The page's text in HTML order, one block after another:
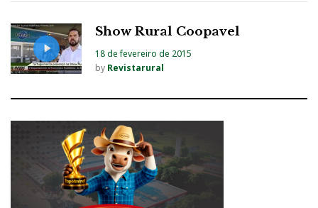
Show Rural Coopavel
18 de fevereiro de 2015
by Revistarural